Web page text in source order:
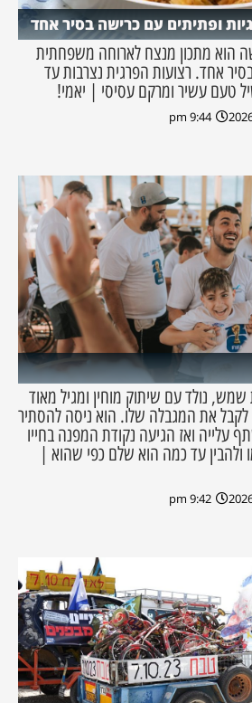
ופתיתים עם כרישה בסיר אחד
הוא מתכון מנצח לארוחה משפחתית
אחד. רצועות הפרגית נצרבות עד
טעם עשיר ומרקם עסיסי | יאמי!
9:44 pm
(בן 10) מבית שמש, נולד עם שיתוק מוחין ומגיל מאוד
את המגבלה שלו. הוא ניסה להסתיר
עלייה ואז הגיעה נקודת המפנה בחייו
עד כמה הוא שלם כפי שהוא |
9:42 pm